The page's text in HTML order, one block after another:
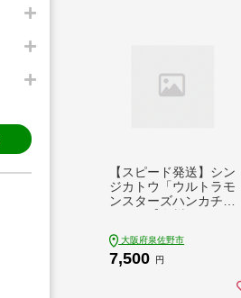
【スピード発送】シン
ジカトウ「ウルトラモ
ンスターズハンカチ」
地 シンプル 日用品 家
族 ファミリー】 G48
大阪府泉佐野市
7,500 円